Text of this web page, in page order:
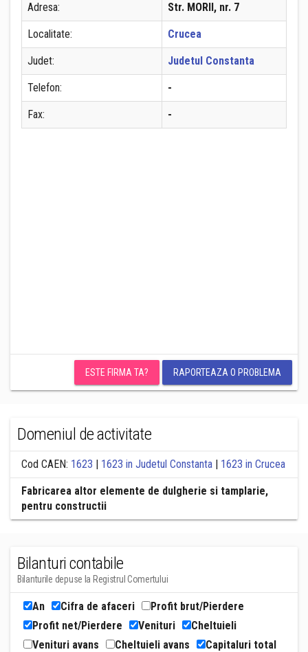
Adresa: Str. MORII, nr. 7
Localitate: Crucea
Judet: Judetul Constanta
Telefon: -
Fax: -
ESTE FIRMA TA? RAPORTEAZA O PROBLEMA
Domeniul de activitate
Cod CAEN: 1623 | 1623 in Judetul Constanta | 1623 in Crucea
Fabricarea altor elemente de dulgherie si tamplarie,
pentru constructii
Bilanturi contabile
Bilanturile depuse la Registrul Comertului
An Cifra de afaceri
Profit brut/Pierdere
Profit net/Pierdere
Venituri
Cheltuieli
Venituri avans
Cheltuieli avans
Capitaluri total